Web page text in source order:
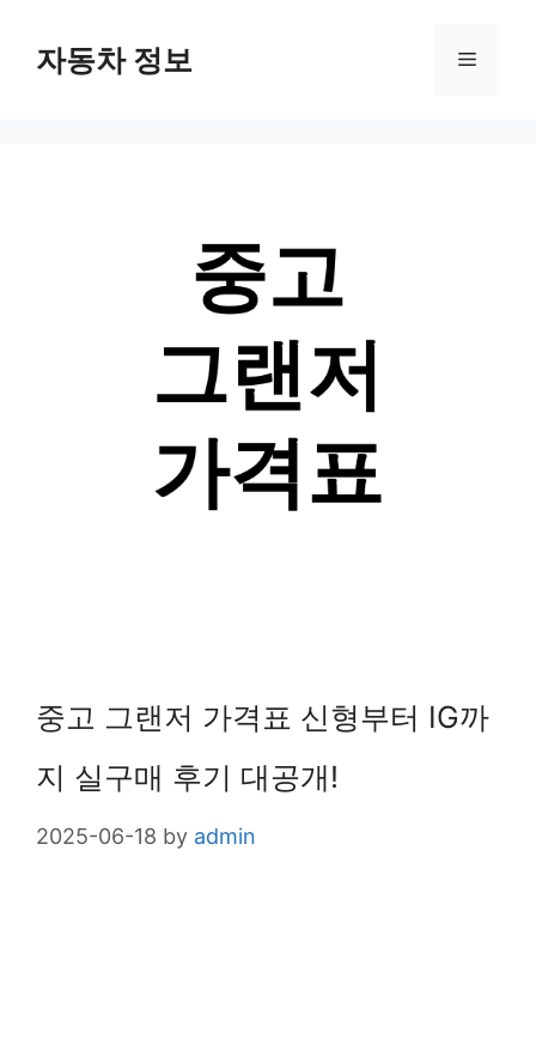
자동차 정보 Menu
중고 그랜저 가격표 신형부터 IG까
지 실구매 후기 대공개!
2025-06-18 by admin